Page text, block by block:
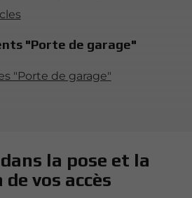
"Porte de garage"
"Porte de garage"
la pose et la
vos accès